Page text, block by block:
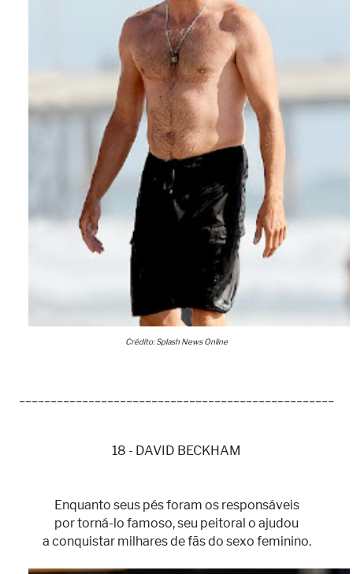
Crédito: Splash News Online
18 - DAVID BECKHAM
Enquanto seus pés foram os responsáveis
por torná-lo famoso, seu peitoral o ajudou
a conquistar milhares de fãs do sexo feminino.